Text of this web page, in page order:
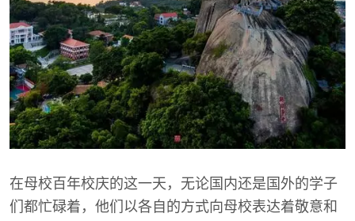
在母校百年校庆的这一天，无论国内还是国外的学子
们都忙碌着，他们以各自的方式向母校表达着敬意和